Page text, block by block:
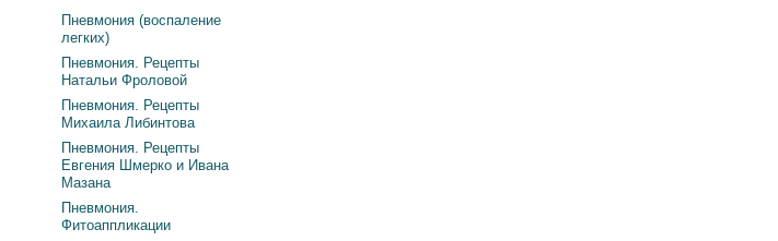
Пневмония (воспаление
легких)
Пневмония. Рецепты
Натальи Фроловой
Пневмония. Рецепты
Михаила Либинтова
Пневмония. Рецепты
Евгения Шмерко и Ивана
Мазана
Пневмония.
Фитоаппликации